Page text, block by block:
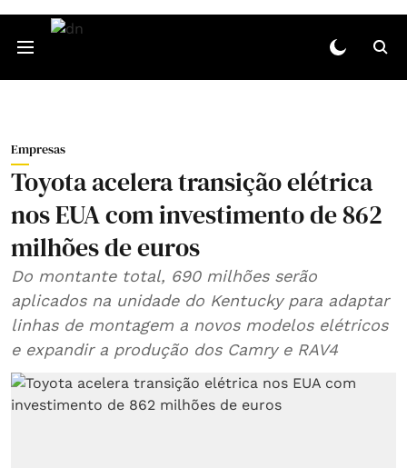
Empresas
Toyota acelera transição elétrica
nos EUA com investimento de 862
milhões de euros
Do montante total, 690 milhões serão
aplicados na unidade do Kentucky para adaptar
linhas de montagem a novos modelos elétricos
e expandir a produção dos Camry e RAV4